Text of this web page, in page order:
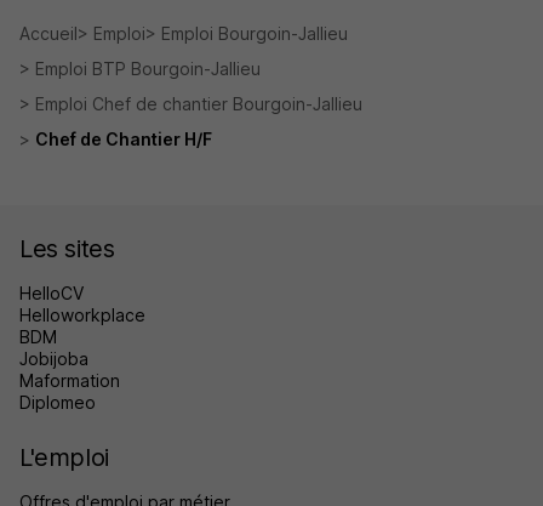
Accueil Emploi
Emploi Bourgoin-Jallieu
Emploi BTP Bourgoin-Jallieu
Emploi Chef de chantier Bourgoin-Jallieu
Chef de Chantier H/F
Les sites
HelloCV
Helloworkplace
BDM
Jobijoba
Maformation
Diplomeo
L'emploi
Offres d'emploi par métier